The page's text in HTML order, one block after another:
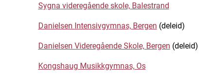
Sygna videregående skole, Balestrand
Danielsen Intensivgymnas, Bergen (deleid)
Danielsen Videregående Skole, Bergen (deleid)
Kongshaug Musikkgymnas, Os